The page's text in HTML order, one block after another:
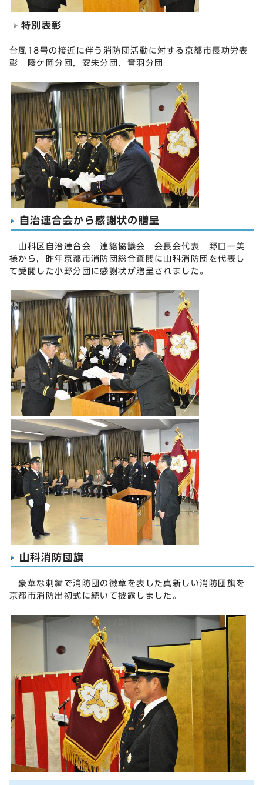
特別表彰
台風18号の接近に伴う消防団活動に対する京都市長功労表
彰 陵ケ岡分団，安朱分団，音羽分団
自治連合会から感謝状の贈呈
山科区自治連合会 連絡協議会 会長会代表 野口一美
様から，昨年京都市消防団総合査閲に山科消防団を代表し
て受閲した小野分団に感謝状が贈呈されました。
山科消防団旗
豪華な刺繍で消防団の徽章を表した真新しい消防団旗を
京都市消防出初式に続いて披露しました。